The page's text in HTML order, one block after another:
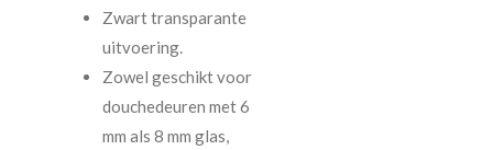
Zwart transparante
uitvoering.
Zowel geschikt voor
douchedeuren met 6
mm als 8 mm glas,